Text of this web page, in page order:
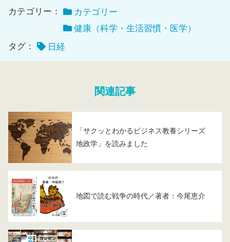
カテゴリー：
カテゴリー
健康（科学・生活習慣・医学）
タグ：
日経
関連記事
「サクッとわかるビジネス教養シリーズ
地政学」を読みました
地図で読む戦争の時代／著者：今尾恵介